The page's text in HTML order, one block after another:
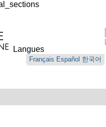
Langues
Français Español 한국어